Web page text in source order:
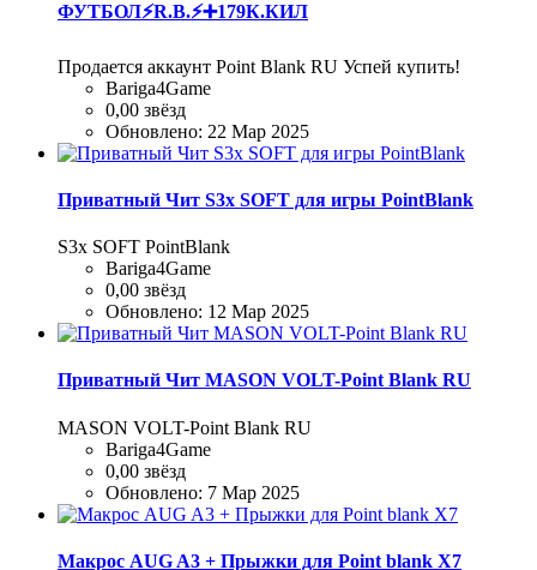
ФУТБОЛ⚡R.B.⚡➕179К.КИЛ
Продается аккаунт Point Blank RU Успей купить!
Bariga4Game
0,00 звёзд
Обновлено: 22 Мар 2025
Приватный Чит S3x SOFT для игры PointBlank
S3x SOFT PointBlank
Bariga4Game
0,00 звёзд
Обновлено: 12 Мар 2025
Приватный Чит MASON VOLT-Point Blank RU
MASON VOLT-Point Blank RU
Bariga4Game
0,00 звёзд
Обновлено: 7 Мар 2025
Макрос AUG A3 + Прыжки для Point blank Х7